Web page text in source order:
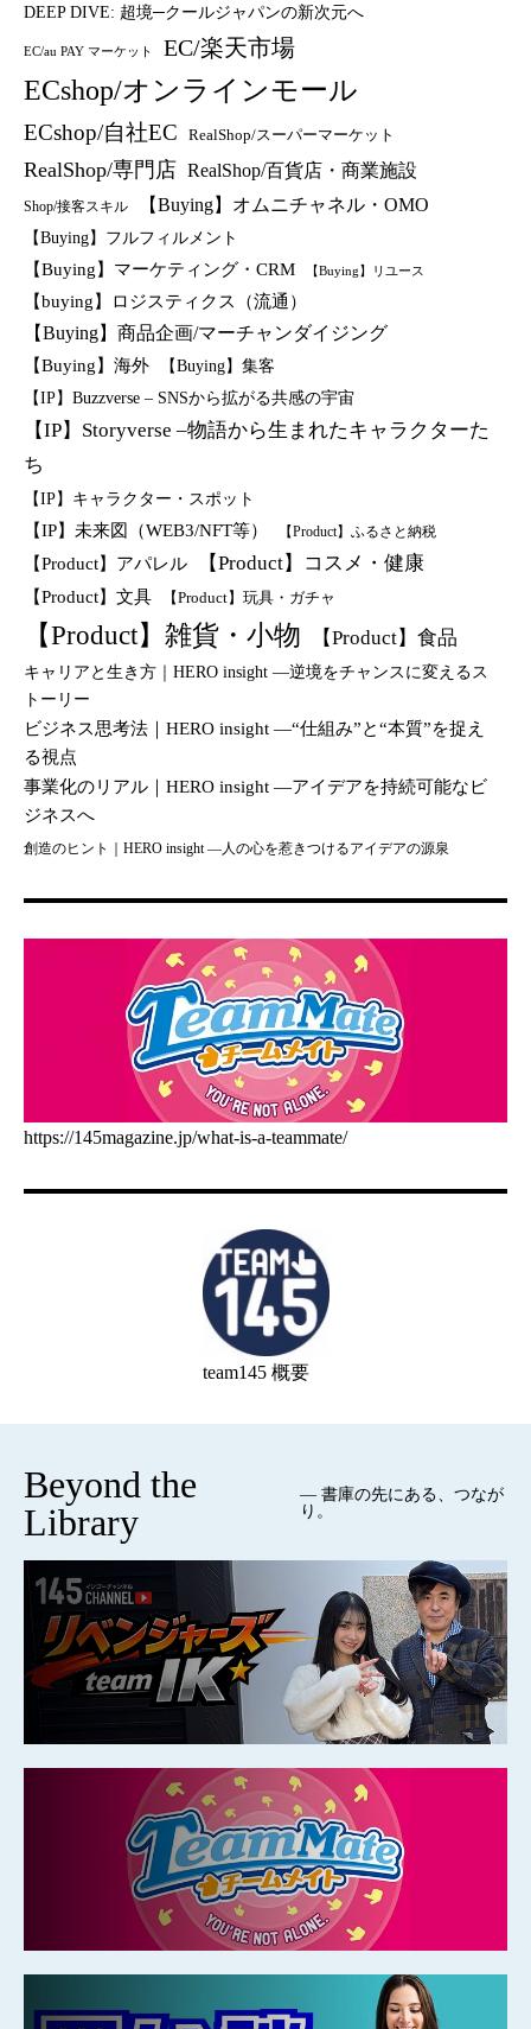
DEEP DIVE: 超境─クールジャパンの新次元へ
EC/au PAY マーケット EC/楽天市場
ECshop/オンラインモール
ECshop/自社EC RealShop/スーパーマーケット
RealShop/専門店 RealShop/百貨店・商業施設
Shop/接客スキル 【Buying】オムニチャネル・OMO
【Buying】フルフィルメント
【Buying】マーケティング・CRM 【Buying】リユース
【buying】ロジスティクス（流通）
【Buying】商品企画/マーチャンダイジング
【Buying】海外
【Buying】集客
【IP】Buzzverse – SNSから拡がる共感の宇宙
【IP】Storyverse –物語から生まれたキャラクターた
ち
【IP】キャラクター・スポット
【IP】未来図（WEB3/NFT等）
【Product】ふるさと納税
【Product】アパレル 【Product】コスメ・健康
【Product】文具 【Product】玩具・ガチャ
【Product】雑貨・小物 【Product】食品
キャリアと生き方｜HERO insight —逆境をチャンスに変えるス
トーリー
ビジネス思考法｜HERO insight —“仕組み”と“本質”を捉え
る視点
事業化のリアル｜HERO insight —アイデアを持続可能なビ
ジネスへ
創造のヒント｜HERO insight —人の心を惹きつけるアイデアの源泉
https://145magazine.jp/what-is-a-teammate/
team145 概要
Beyond the
Library
— 書庫の先にある、つなが
り。